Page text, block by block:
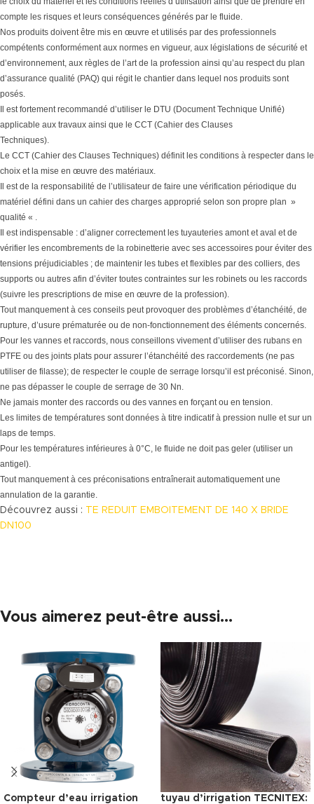
compte les risques et leurs conséquences générés par le fluide.
Nos produits doivent être mis en œuvre et utilisés par des professionnels
compétents conformément aux normes en vigueur, aux législations de sécurité et
d’environnement, aux règles de l’art de la profession ainsi qu’au respect du plan
d’assurance qualité (PAQ) qui régit le chantier dans lequel nos produits sont
posés.
Il est fortement recommandé d’utiliser le DTU (Document Technique Unifié)
applicable aux travaux ainsi que le CCT (Cahier des Clauses
Techniques).
Le CCT (Cahier des Clauses Techniques) définit les conditions à respecter dans le
choix et la mise en œuvre des matériaux.
Il est de la responsabilité de l’utilisateur de faire une vérification périodique du
matériel défini dans un cahier des charges approprié selon son propre plan »
qualité « .
Il est indispensable : d’aligner correctement les tuyauteries amont et aval et de
vérifier les encombrements de la robinetterie avec ses accessoires pour éviter des
tensions préjudiciables ; de maintenir les tubes et flexibles par des colliers, des
supports ou autres afin d’éviter toutes contraintes sur les robinets ou les raccords
(suivre les prescriptions de mise en œuvre de la profession).
Tout manquement à ces conseils peut provoquer des problèmes d’étanchéité, de
rupture, d’usure prématurée ou de non-fonctionnement des éléments concernés.
Pour les vannes et raccords, nous conseillons vivement d’utiliser des rubans en
PTFE ou des joints plats pour assurer l’étanchéité des raccordements (ne pas
utiliser de filasse); de respecter le couple de serrage lorsqu’il est préconisé. Sinon,
ne pas dépasser le couple de serrage de 30 Nn.
Ne jamais monter des raccords ou des vannes en forçant ou en tension.
Les limites de températures sont données à titre indicatif à pression nulle et sur un
laps de temps.
Pour les températures inférieures à 0°C, le fluide ne doit pas geler (utiliser un
antigel).
Tout manquement à ces préconisations entraînerait automatiquement une
annulation de la garantie.
Découvrez aussi : TE REDUIT EMBOITEMENT DE 140 X BRIDE
DN100
Vous aimerez peut-être aussi…
Compteur d’eau irrigation
tuyau d’irrigation TECNITEX: